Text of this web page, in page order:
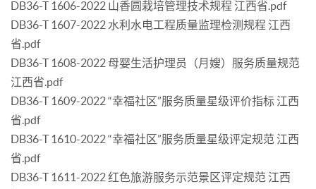
DB36-T 1606-2022 山香圆栽培管理技术规程 江西省.pdf
DB36-T 1607-2022 水利水电工程质量监理检测规程 江西
省.pdf
DB36-T 1608-2022 母婴生活护理员（月嫂）服务质量规范
江西省.pdf
DB36-T 1609-2022 “幸福社区”服务质量星级评价指标 江西
省.pdf
DB36-T 1610-2022 “幸福社区”服务质量星级评定规范 江西
省.pdf
DB36-T 1611-2022 红色旅游服务示范景区评定规范 江西